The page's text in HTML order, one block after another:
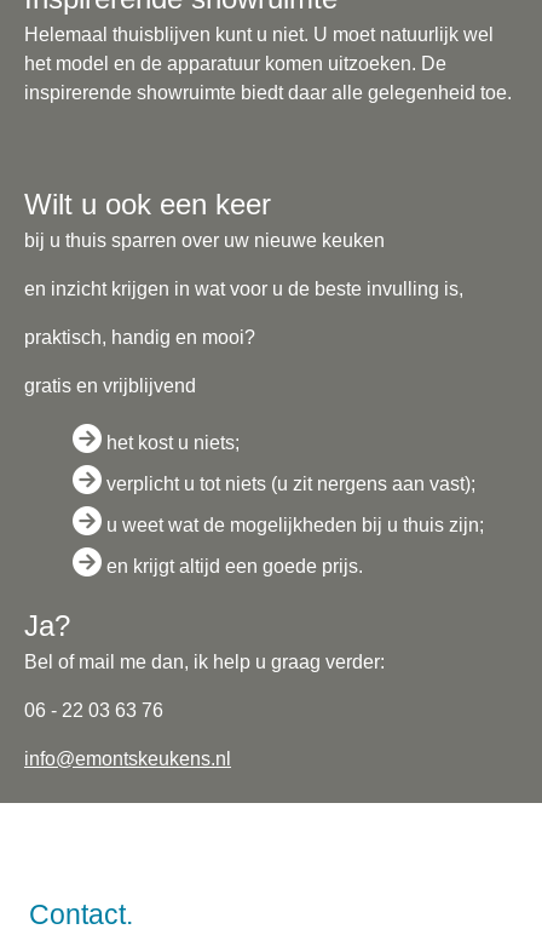
Helemaal thuisblijven kunt u niet. U moet natuurlijk wel
het model en de apparatuur komen uitzoeken. De
inspirerende showruimte biedt daar alle gelegenheid toe.
Wilt u ook een keer
bij u thuis sparren over uw nieuwe keuken
en inzicht krijgen in wat voor u de beste invulling is,
praktisch, handig en mooi?
gratis en vrijblijvend
het kost u niets;
verplicht u tot niets (u zit nergens aan vast);
u weet wat de mogelijkheden bij u thuis zijn;
en krijgt altijd een goede prijs.
Ja?
Bel of mail me dan, ik help u graag verder:
06 - 22 03 63 76
info@emontskeukens.nl
Contact.